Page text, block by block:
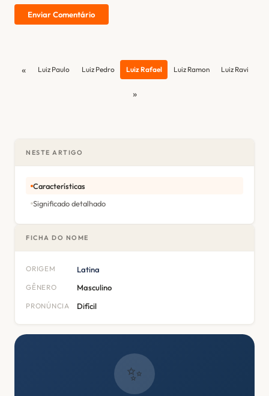
Enviar Comentário
« Luiz Paulo Luiz Pedro Luiz Rafael Luiz Ramon Luiz Ravi
»
NESTE ARTIGO
Características
Significado detalhado
FICHA DO NOME
ORIGEM Latina
GÊNERO Masculino
PRONÚNCIA Difícil
✨